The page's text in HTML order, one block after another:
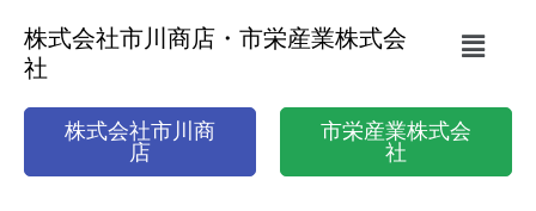
株式会社市川商店・市栄産業株式会
社
株式会社市川商
店
市栄産業株式会
社